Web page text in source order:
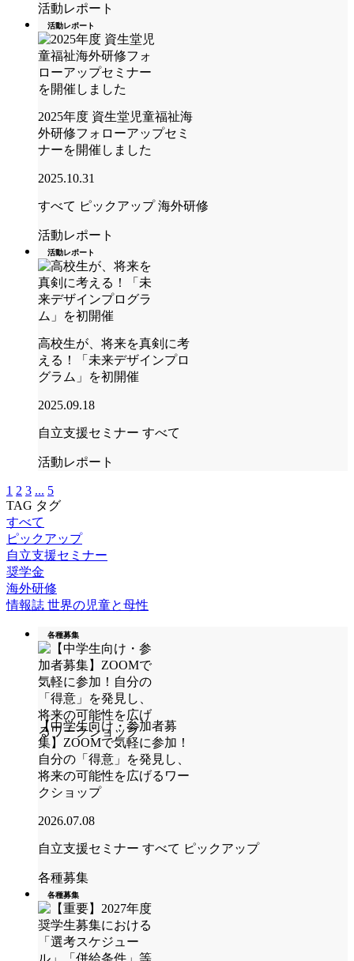
活動レポート
活動レポート
2025年度 資生堂児童福祉海
外研修フォローアップセミ
ナーを開催しました
2025.10.31
すべて ピックアップ 海外研修
活動レポート
活動レポート
高校生が、将来を真剣に考
える！「未来デザインプロ
グラム」を初開催
2025.09.18
自立支援セミナー すべて
活動レポート
1 2 3 ... 5
TAG タグ
すべて
ピックアップ
自立支援セミナー
奨学金
海外研修
情報誌 世界の児童と母性
各種募集
【中学生向け・参加者募
集】ZOOMで気軽に参加！
自分の「得意」を発見し、
将来の可能性を広げるワー
クショップ
2026.07.08
自立支援セミナー すべて ピックアップ
各種募集
各種募集